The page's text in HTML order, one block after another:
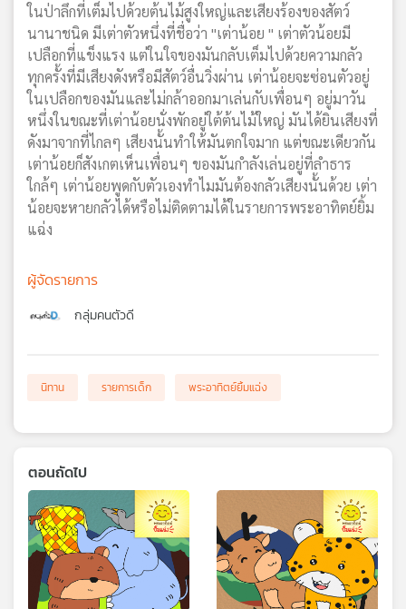
แผนที่
วิทยุ
เครือ
ข่าย
ในป่าลึกที่เต็มไปด้วยต้นไม้สูงใหญ่และเสียงร้องของสัตว์
นานาชนิด มีเต่าตัวหนึ่งที่ชื่อว่า "เต่าน้อย " เต่าตัวน้อยมี
เปลือกที่แข็งแรง แต่ในใจของมันกลับเต็มไปด้วยความกลัว
ทุกครั้งที่มีเสียงดังหรือมีสัตว์อื่นวิ่งผ่าน เต่าน้อยจะซ่อนตัวอยู่
ในเปลือกของมันและไม่กล้าออกมาเล่นกับเพื่อนๆ อยู่มาวัน
หนึ่งในขณะที่เต่าน้อยนั่งพักอยู่ใต้ต้นไม้ใหญ่ มันได้ยินเสียงที่
ดังมาจากที่ไกลๆ เสียงนั้นทำให้มันตกใจมาก แต่ขณะเดียวกัน
เต่าน้อยก็สังเกตเห็นเพื่อนๆ ของมันกำลังเล่นอยู่ที่ลำธาร
ใกล้ๆ เต่าน้อยพูดกับตัวเองทำไมมันต้องกลัวเสียงนั้นด้วย เต่า
น้อยจะหายกลัวได้หรือไม่ติดตามได้ในรายการพระอาทิตย์ยิ้ม
แฉ่ง
ผู้จัดรายการ
กลุ่มคนตัวดี
นิทาน รายการเด็ก พระอาทิตย์ยิ้มแฉ่ง
ตอนถัดไป